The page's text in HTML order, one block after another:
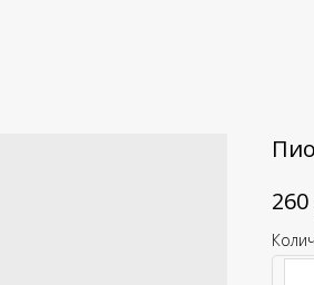
260